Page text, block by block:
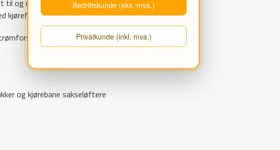
Bedriftskunde (eks. mva.)
Privatkunde (inkl. mva.)
til og med 5.100 mm
kjørefelt over 5.100 mm.
komplett monteringssett og kabel.
og kjørebane sakseløftere